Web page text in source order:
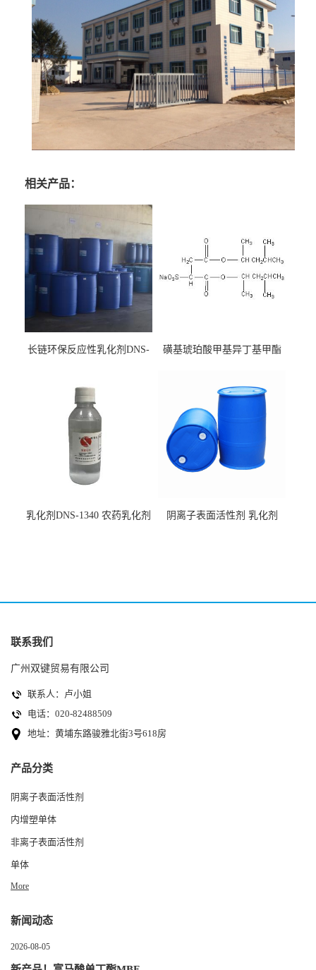
相关产品：
长链环保反应性乳化剂DNS-
磺基琥珀酸甲基异丁基甲酯
乳化剂DNS-1340 农药乳化剂
阴离子表面活性剂 乳化剂
联系我们
广州双键贸易有限公司
联系人：卢小姐
电话：020-82488509
地址：黄埔东路骏雅北街3号618房
产品分类
阴离子表面活性剂
内增塑单体
非离子表面活性剂
单体
More
新闻动态
2026-08-05